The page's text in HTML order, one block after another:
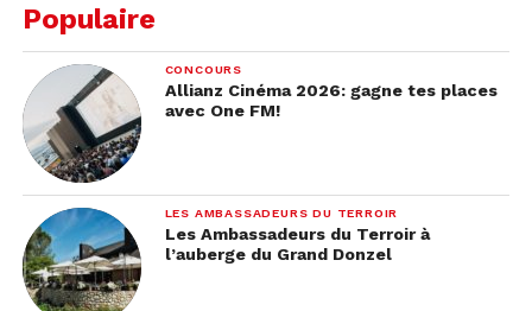
Populaire
CONCOURS
Allianz Cinéma 2026: gagne tes places
avec One FM!
LES AMBASSADEURS DU TERROIR
Les Ambassadeurs du Terroir à
l’auberge du Grand Donzel